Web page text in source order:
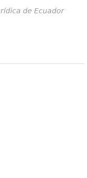
de Ecuador